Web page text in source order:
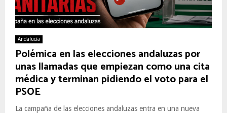
Andalucía
Polémica en las elecciones andaluzas por
unas llamadas que empiezan como una cita
médica y terminan pidiendo el voto para el
PSOE
La campaña de las elecciones andaluzas entra en una nueva